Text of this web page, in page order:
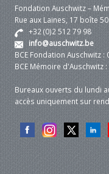
Fondation Auschwitz –
Rue aux Laines, 17 boîte
+32 (0)2 512 79 98
info@auschwitz.be
BCE Fondation Auschwitz :
BCE Mémoire d'Auschwitz
Bureaux ouverts du lundi
accès uniquement sur